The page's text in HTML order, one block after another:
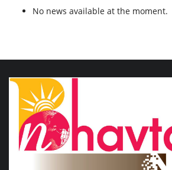
No news available at the moment.